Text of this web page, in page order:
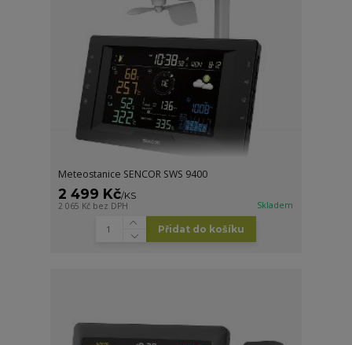
Meteostanice SENCOR SWS 9400
2 499 Kč/KS
2 065 Kč bez DPH Skladem
Přidat do košíku